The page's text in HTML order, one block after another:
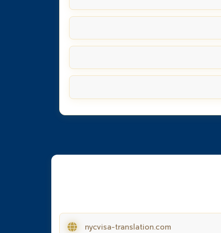
nycvisa-translation.com